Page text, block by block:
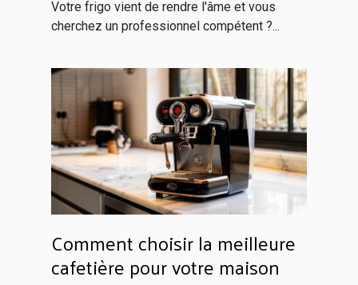
Votre frigo vient de rendre l'âme et vous
cherchez un professionnel compétent ?...
Comment choisir la meilleure
cafetière pour votre maison